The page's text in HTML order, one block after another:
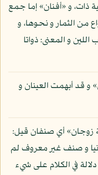
ذات، و «أفنان» إما جمع
من الثمار و نحوها، و
و المعنى: ذواتا
و قد أبهمت العينان و
زوجان» أي صنفان قيل:
و صنف غير معروف لم
دلالة في الكلام على شيء